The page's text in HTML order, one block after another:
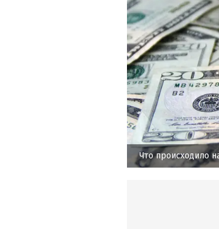
Что происходило